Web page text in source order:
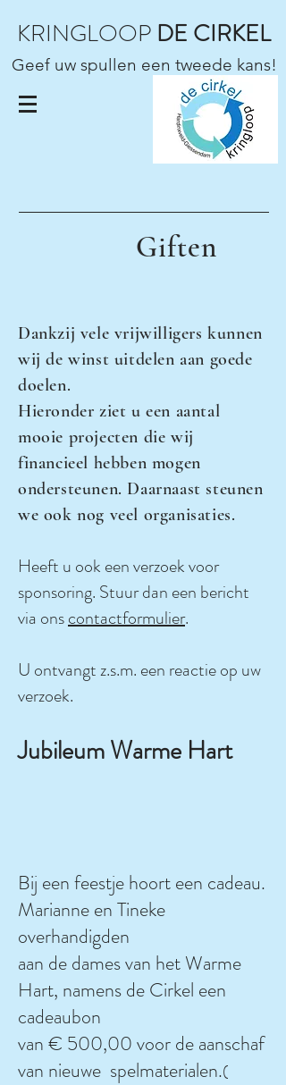
KRINGLOOP DE CIRKEL
Geef uw spullen een tweede kans!
Giften
Dankzij vele vrijwilligers kunnen
wij de winst uitdelen aan goede
doelen.
Hieronder ziet u een aantal
mooie projecten die wij
financieel hebben mogen
ondersteunen. Daarnaast steunen
we ook nog veel organisaties.
Heeft u ook een verzoek voor
sponsoring. Stuur dan een bericht
via onscontactformulier.
U ontvangt z.s.m. een reactie op uw
verzoek.
Jubileum Warme Hart
Bij een feestje hoort een cadeau.
Marianne en Tineke
overhandigden
aan de dames van het Warme
Hart, namens de Cirkel een
cadeaubon
van € 500,00 voor de aanschaf
van nieuwe spelmaterialen.(